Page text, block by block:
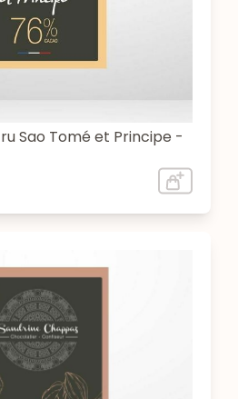
Sao Tomé et Principe -